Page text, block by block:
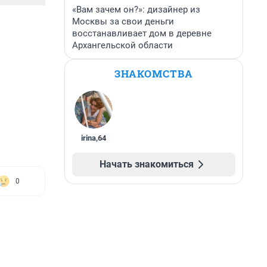
0
«Вам зачем он?»: дизайнер из
Москвы за свои деньги
восстанавливает дом в деревне
Архангельской области
ЗНАКОМСТВА
irina,64
Начать знакомиться